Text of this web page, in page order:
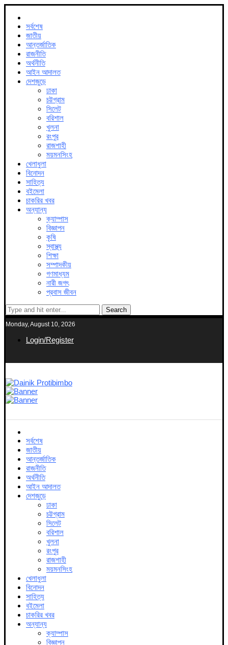
সর্বশেষ
জাতীয়
আন্তর্জাতিক
রাজনীতি
অর্থনীতি
আইন আদালত
দেশজুড়ে
ঢাকা
চট্টগ্রাম
সিলেট
বরিশাল
খুলনা
রংপুর
রাজশাহী
ময়মনসিংহ
খেলাধুলা
বিনোদন
সাহিত্য
বইমেলা
চাকরির খবর
অন্যান্য
ক্যাম্পাস
বিজ্ঞাপন
কৃষি
স্বাস্থ্য
শিক্ষা
সম্পাদকীয়
গণমাধ্যম
নারী জগৎ
প্রবাস জীবন
Search
Monday, August 10, 2026
Login/Register
সর্বশেষ
জাতীয়
আন্তর্জাতিক
রাজনীতি
অর্থনীতি
আইন আদালত
দেশজুড়ে
ঢাকা
চট্টগ্রাম
সিলেট
বরিশাল
খুলনা
রংপুর
রাজশাহী
ময়মনসিংহ
খেলাধুলা
বিনোদন
সাহিত্য
বইমেলা
চাকরির খবর
অন্যান্য
ক্যাম্পাস
বিজ্ঞাপন